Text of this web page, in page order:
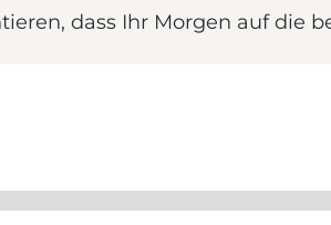
dass Ihr Morgen auf die